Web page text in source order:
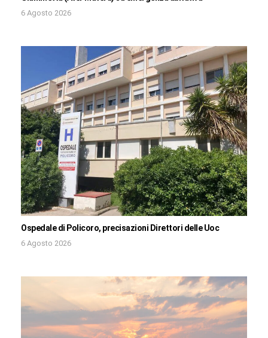
6 Agosto 2026
Ospedale di Policoro, precisazioni Direttori delle Uoc
6 Agosto 2026